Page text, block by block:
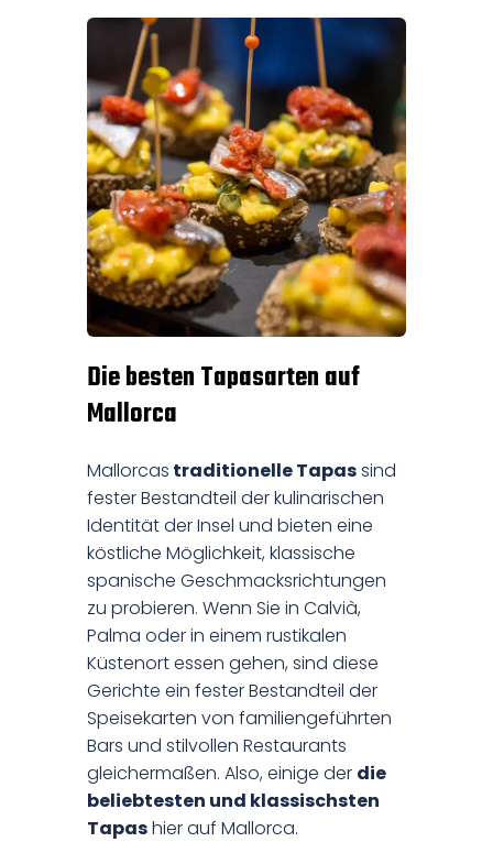
Die besten Tapasarten auf
Mallorca
Mallorcas traditionelle Tapassind
fester Bestandteil der kulinarischen
Identität der Insel und bieten eine
köstliche Möglichkeit, klassische
spanische Geschmacksrichtungen
zu probieren. Wenn Sie in Calvià,
Palma oder in einem rustikalen
Küstenort essen gehen, sind diese
Gerichte ein fester Bestandteil der
Speisekarten von familiengeführten
Bars und stilvollen Restaurants
gleichermaßen. Also, einige der die
beliebtesten und klassischsten
Tapashier auf Mallorca.